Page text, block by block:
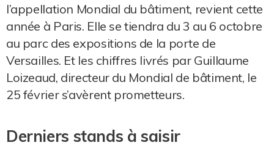
l’appellation Mondial du bâtiment, revient cette
année à Paris. Elle se tiendra du 3 au 6 octobre
au parc des expositions de la porte de
Versailles. Et les chiffres livrés par Guillaume
Loizeaud, directeur du Mondial de bâtiment, le
25 février s’avèrent prometteurs.
Derniers stands à saisir